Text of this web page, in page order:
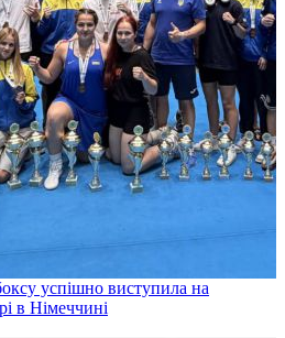
успішно виступила на
в Німеччині